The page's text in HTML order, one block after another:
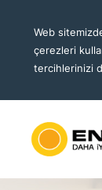
Web
çerezleri
tercihlerinizi